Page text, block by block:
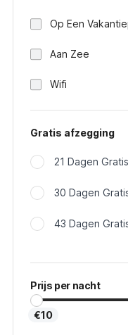
Op Een
Aan Zee
Wifi
Gratis afzegging
21 Dagen
30 Dagen
43 Dagen
Prijs per nacht
€10